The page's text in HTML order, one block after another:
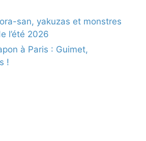
san, yakuzas et monstres
l’été 2026
à Paris : Guimet,
!